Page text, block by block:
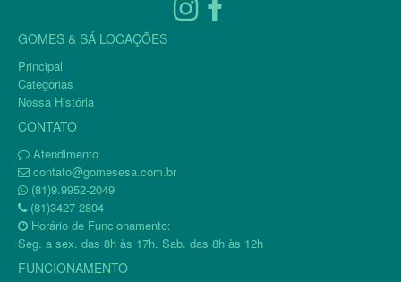
GOMES & SÁ LOCAÇÕES
Principal
Categorias
Nossa História
CONTATO
Atendimento
contato@gomesesa.com.br
(81)9.9952-2049
(81)3427-2804
Horário de Funcionamento:
Seg. a sex. das 8h às 17h. Sab. das 8h às 12h
FUNCIONAMENTO